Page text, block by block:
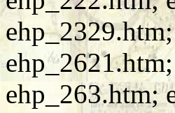
ehp_263.htm;